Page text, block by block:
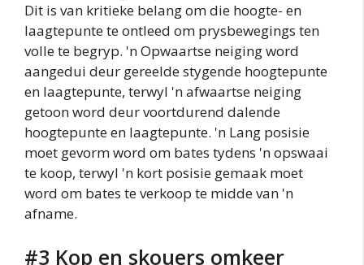
Dit is van kritieke belang om die hoogte- en
laagtepunte te ontleed om prysbewegings ten
volle te begryp. 'n Opwaartse neiging word
aangedui deur gereelde stygende hoogtepunte
en laagtepunte, terwyl 'n afwaartse neiging
getoon word deur voortdurend dalende
hoogtepunte en laagtepunte. 'n Lang posisie
moet gevorm word om bates tydens 'n opswaai
te koop, terwyl 'n kort posisie gemaak moet
word om bates te verkoop te midde van 'n
afname.
#3 Kop en skouers omkeer